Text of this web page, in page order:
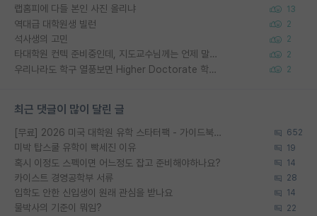
랩홈피에 다들 본인 사진 올리냐 13
역대급 대학원생 빌런 2
석사생의 고민 2
타대학원 컨텍 준비중인데, 지도교수님께는 언제 말씀드려야 할까요? 2
우리나라도 학구 열풍보면 Higher Doctorate 학위가 필요하다고 봅니다. 2
최근 댓글이 많이 달린 글
[무료] 2026 미국 대학원 유학 스타터팩 - 가이드북 & 합격자 컨택메일 템플릿 652
미박 탑스쿨 유학이 빡세진 이유 19
혹시 이정도 스펙이면 어느정도 잡고 준비해야하나요? 14
카이스트 경영공학부 서류 28
입학도 안한 신입생이 원래 관심을 받나요 14
물박사의 기준이 뭐임? 22